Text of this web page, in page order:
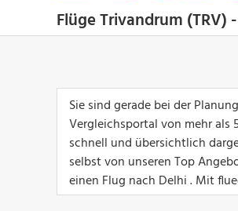
Flüge Trivandrum (TRV)
Sie sind gerade bei der
Vergleichsportal von mehr als
schnell und übersichtlich
selbst von unseren Top
einen Flug nach Delhi . Mit